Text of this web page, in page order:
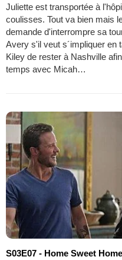
Juliette est transportée à
coulisses. Tout va bien mais
demande d'interrompre sa
Avery s'il veut s´impliquer en
Kiley de rester à Nashville
temps avec Micah…
S03E07 - Home Sweet Home